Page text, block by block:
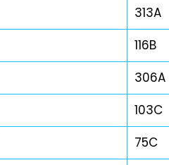
313A
116B
306A
103C
75C